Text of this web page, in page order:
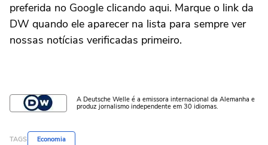
preferida no Google clicando aqui. Marque o link da
DW quando ele aparecer na lista para sempre ver
nossas notícias verificadas primeiro.
A Deutsche Welle é a emissora internacional da Alemanha e
produz jornalismo independente em 30 idiomas.
TAGS Economia